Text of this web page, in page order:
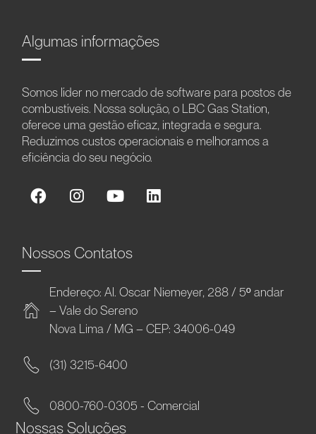
Algumas informações
Somos líder no mercado de software para postos de
combustíveis. Nossa solução, o LBC Gas Station,
oferece uma gestão eficaz, integrada e segura.
Reduzimos custos operacionais e melhoramos a
eficiência do seu negócio.
Nossos Contatos
Endereço: Al. Oscar Niemeyer, 288 / 5º andar
– Vale do Sereno
Nova Lima / MG – CEP: 34006-049
(31) 3215-6400
0800-760-0305 - Comercial
Nossas Soluções